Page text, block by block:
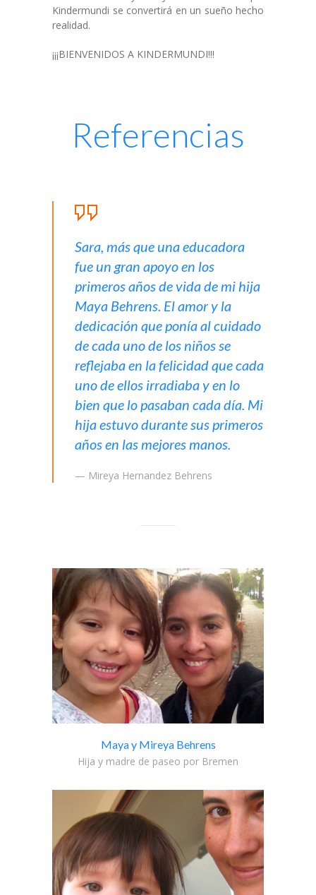
Kindermundi se convertirá en un sueño hecho
realidad.
¡¡¡BIENVENIDOS A KINDERMUNDI!!!
Referencias
Sara, más que una educadora
fue un gran apoyo en los
primeros años de vida de mi hija
Maya Behrens. El amor y la
dedicación que ponía al cuidado
de cada uno de los niños se
reflejaba en la felicidad que cada
uno de ellos irradiaba y en lo
bien que lo pasaban cada día. Mi
hija estuvo durante sus primeros
años en las mejores manos.
— Mireya Hernandez Behrens
Maya y Mireya Behrens
Hija y madre de paseo por Bremen